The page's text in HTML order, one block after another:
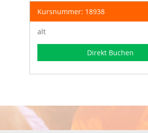
Kursnummer: 18938
alt
Direkt Buchen